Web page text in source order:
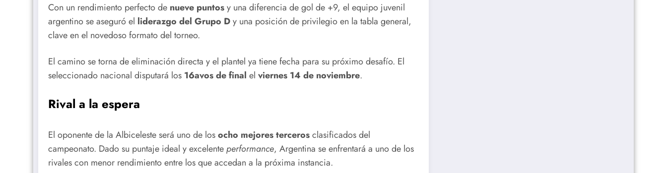
Con un rendimiento perfecto de nueve puntosy una diferencia de gol de +9, el equipo juvenil
argentino se aseguró el liderazgo del Grupo Dy una posición de privilegio en la tabla general,
clave en el novedoso formato del torneo.
El camino se torna de eliminación directa y el plantel ya tiene fecha para su próximo desafío. El
seleccionado nacional disputará los 16avos de final el viernes 14 de noviembre.
Rival a la espera
El oponente de la Albiceleste será uno de losocho mejores tercerosclasificados del
campeonato. Dado su puntaje ideal y excelenteperformance, Argentina se enfrentará a uno de los
rivales con menor rendimiento entre los que accedan a la próxima instancia.